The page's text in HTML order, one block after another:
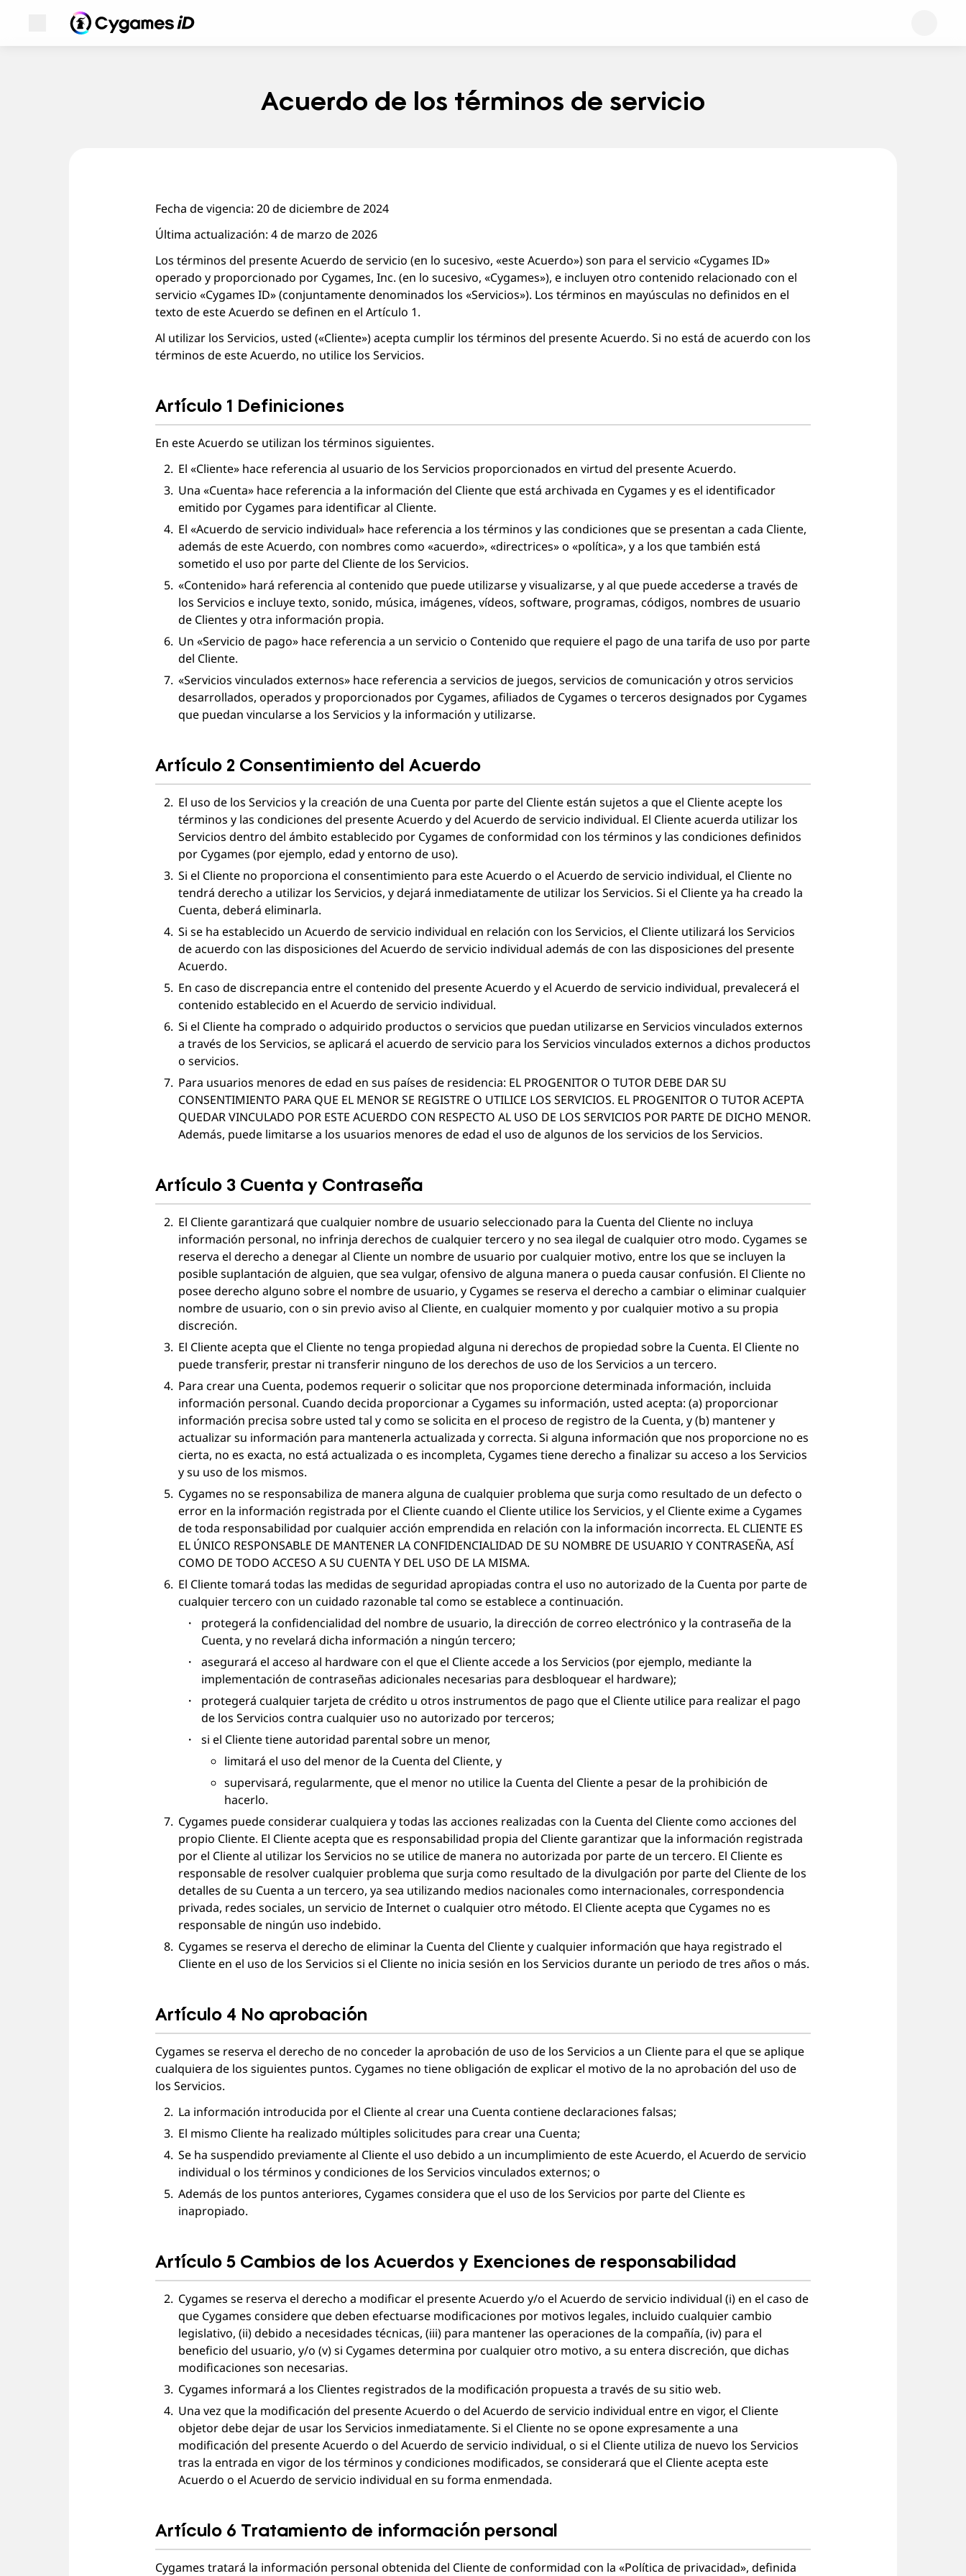
Abrir menú
Cygames ID
Acerca dePolítica de privacidad Acuerdo de los términos de servicioInformación sobre marcas registradas
Acuerdo de los términos de servicio
Fecha de vigencia: 20 de diciembre de 2024
Última actualización: 4 de marzo de 2026
Los términos del presente Acuerdo de servicio (en lo sucesivo, «este Acuerdo») son para el servicio «Cygames ID»
operado y proporcionado por Cygames, Inc. (en lo sucesivo, «Cygames»), e incluyen otro contenido relacionado con el
servicio «Cygames ID» (conjuntamente denominados los «Servicios»). Los términos en mayúsculas no definidos en el
texto de este Acuerdo se definen en el Artículo 1.
Al utilizar los Servicios, usted («Cliente») acepta cumplir los términos del presente Acuerdo. Si no está de acuerdo con los
términos de este Acuerdo, no utilice los Servicios.
Artículo 1 Definiciones
En este Acuerdo se utilizan los términos siguientes.
El «Cliente» hace referencia al usuario de los Servicios proporcionados en virtud del presente Acuerdo.
Una «Cuenta» hace referencia a la información del Cliente que está archivada en Cygames y es el identificador
emitido por Cygames para identificar al Cliente.
El «Acuerdo de servicio individual» hace referencia a los términos y las condiciones que se presentan a cada Cliente,
además de este Acuerdo, con nombres como «acuerdo», «directrices» o «política», y a los que también está
sometido el uso por parte del Cliente de los Servicios.
«Contenido» hará referencia al contenido que puede utilizarse y visualizarse, y al que puede accederse a través de
los Servicios e incluye texto, sonido, música, imágenes, vídeos, software, programas, códigos, nombres de usuario
de Clientes y otra información propia.
Un «Servicio de pago» hace referencia a un servicio o Contenido que requiere el pago de una tarifa de uso por parte
del Cliente.
«Servicios vinculados externos» hace referencia a servicios de juegos, servicios de comunicación y otros servicios
desarrollados, operados y proporcionados por Cygames, afiliados de Cygames o terceros designados por Cygames
que puedan vincularse a los Servicios y la información y utilizarse.
Artículo 2 Consentimiento del Acuerdo
El uso de los Servicios y la creación de una Cuenta por parte del Cliente están sujetos a que el Cliente acepte los
términos y las condiciones del presente Acuerdo y del Acuerdo de servicio individual. El Cliente acuerda utilizar los
Servicios dentro del ámbito establecido por Cygames de conformidad con los términos y las condiciones definidos
por Cygames (por ejemplo, edad y entorno de uso).
Si el Cliente no proporciona el consentimiento para este Acuerdo o el Acuerdo de servicio individual, el Cliente no
tendrá derecho a utilizar los Servicios, y dejará inmediatamente de utilizar los Servicios. Si el Cliente ya ha creado la
Cuenta, deberá eliminarla.
Si se ha establecido un Acuerdo de servicio individual en relación con los Servicios, el Cliente utilizará los Servicios
de acuerdo con las disposiciones del Acuerdo de servicio individual además de con las disposiciones del presente
Acuerdo.
En caso de discrepancia entre el contenido del presente Acuerdo y el Acuerdo de servicio individual, prevalecerá el
contenido establecido en el Acuerdo de servicio individual.
Si el Cliente ha comprado o adquirido productos o servicios que puedan utilizarse en Servicios vinculados externos
a través de los Servicios, se aplicará el acuerdo de servicio para los Servicios vinculados externos a dichos productos
o servicios.
Para usuarios menores de edad en sus países de residencia: EL PROGENITOR O TUTOR DEBE DAR SU
CONSENTIMIENTO PARA QUE EL MENOR SE REGISTRE O UTILICE LOS SERVICIOS. EL PROGENITOR O TUTOR ACEPTA
QUEDAR VINCULADO POR ESTE ACUERDO CON RESPECTO AL USO DE LOS SERVICIOS POR PARTE DE DICHO MENOR.
Además, puede limitarse a los usuarios menores de edad el uso de algunos de los servicios de los Servicios.
Artículo 3 Cuenta y Contraseña
El Cliente garantizará que cualquier nombre de usuario seleccionado para la Cuenta del Cliente no incluya
información personal, no infrinja derechos de cualquier tercero y no sea ilegal de cualquier otro modo. Cygames se
reserva el derecho a denegar al Cliente un nombre de usuario por cualquier motivo, entre los que se incluyen la
posible suplantación de alguien, que sea vulgar, ofensivo de alguna manera o pueda causar confusión. El Cliente no
posee derecho alguno sobre el nombre de usuario, y Cygames se reserva el derecho a cambiar o eliminar cualquier
nombre de usuario, con o sin previo aviso al Cliente, en cualquier momento y por cualquier motivo a su propia
discreción.
El Cliente acepta que el Cliente no tenga propiedad alguna ni derechos de propiedad sobre la Cuenta. El Cliente no
puede transferir, prestar ni transferir ninguno de los derechos de uso de los Servicios a un tercero.
Para crear una Cuenta, podemos requerir o solicitar que nos proporcione determinada información, incluida
información personal. Cuando decida proporcionar a Cygames su información, usted acepta: (a) proporcionar
información precisa sobre usted tal y como se solicita en el proceso de registro de la Cuenta, y (b) mantener y
actualizar su información para mantenerla actualizada y correcta. Si alguna información que nos proporcione no es
cierta, no es exacta, no está actualizada o es incompleta, Cygames tiene derecho a finalizar su acceso a los Servicios
y su uso de los mismos.
Cygames no se responsabiliza de manera alguna de cualquier problema que surja como resultado de un defecto o
error en la información registrada por el Cliente cuando el Cliente utilice los Servicios, y el Cliente exime a Cygames
de toda responsabilidad por cualquier acción emprendida en relación con la información incorrecta. EL CLIENTE ES
EL ÚNICO RESPONSABLE DE MANTENER LA CONFIDENCIALIDAD DE SU NOMBRE DE USUARIO Y CONTRASEÑA, ASÍ
COMO DE TODO ACCESO A SU CUENTA Y DEL USO DE LA MISMA.
El Cliente tomará todas las medidas de seguridad apropiadas contra el uso no autorizado de la Cuenta por parte de
cualquier tercero con un cuidado razonable tal como se establece a continuación.
protegerá la confidencialidad del nombre de usuario, la dirección de correo electrónico y la contraseña de la
Cuenta, y no revelará dicha información a ningún tercero;
asegurará el acceso al hardware con el que el Cliente accede a los Servicios (por ejemplo, mediante la
implementación de contraseñas adicionales necesarias para desbloquear el hardware);
protegerá cualquier tarjeta de crédito u otros instrumentos de pago que el Cliente utilice para realizar el pago
de los Servicios contra cualquier uso no autorizado por terceros;
si el Cliente tiene autoridad parental sobre un menor,
limitará el uso del menor de la Cuenta del Cliente, y
supervisará, regularmente, que el menor no utilice la Cuenta del Cliente a pesar de la prohibición de
hacerlo.
Cygames puede considerar cualquiera y todas las acciones realizadas con la Cuenta del Cliente como acciones del
propio Cliente. El Cliente acepta que es responsabilidad propia del Cliente garantizar que la información registrada
por el Cliente al utilizar los Servicios no se utilice de manera no autorizada por parte de un tercero. El Cliente es
responsable de resolver cualquier problema que surja como resultado de la divulgación por parte del Cliente de los
detalles de su Cuenta a un tercero, ya sea utilizando medios nacionales como internacionales, correspondencia
privada, redes sociales, un servicio de Internet o cualquier otro método. El Cliente acepta que Cygames no es
responsable de ningún uso indebido.
Cygames se reserva el derecho de eliminar la Cuenta del Cliente y cualquier información que haya registrado el
Cliente en el uso de los Servicios si el Cliente no inicia sesión en los Servicios durante un periodo de tres años o más.
Artículo 4 No aprobación
Cygames se reserva el derecho de no conceder la aprobación de uso de los Servicios a un Cliente para el que se aplique
cualquiera de los siguientes puntos. Cygames no tiene obligación de explicar el motivo de la no aprobación del uso de
los Servicios.
La información introducida por el Cliente al crear una Cuenta contiene declaraciones falsas;
El mismo Cliente ha realizado múltiples solicitudes para crear una Cuenta;
Se ha suspendido previamente al Cliente el uso debido a un incumplimiento de este Acuerdo, el Acuerdo de servicio
individual o los términos y condiciones de los Servicios vinculados externos; o
Además de los puntos anteriores, Cygames considera que el uso de los Servicios por parte del Cliente es
inapropiado.
Artículo 5 Cambios de los Acuerdos y Exenciones de responsabilidad
Cygames se reserva el derecho a modificar el presente Acuerdo y/o el Acuerdo de servicio individual (i) en el caso de
que Cygames considere que deben efectuarse modificaciones por motivos legales, incluido cualquier cambio
legislativo, (ii) debido a necesidades técnicas, (iii) para mantener las operaciones de la compañía, (iv) para el
beneficio del usuario, y/o (v) si Cygames determina por cualquier otro motivo, a su entera discreción, que dichas
modificaciones son necesarias.
Cygames informará a los Clientes registrados de la modificación propuesta a través de su sitio web.
Una vez que la modificación del presente Acuerdo o del Acuerdo de servicio individual entre en vigor, el Cliente
objetor debe dejar de usar los Servicios inmediatamente. Si el Cliente no se opone expresamente a una
modificación del presente Acuerdo o del Acuerdo de servicio individual, o si el Cliente utiliza de nuevo los Servicios
tras la entrada en vigor de los términos y condiciones modificados, se considerará que el Cliente acepta este
Acuerdo o el Acuerdo de servicio individual en su forma enmendada.
Artículo 6 Tratamiento de información personal
Cygames tratará la información personal obtenida del Cliente de conformidad con la «Política de privacidad», definida